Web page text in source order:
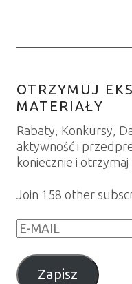
OTRZYMUJ
MATERIAŁY
Rabaty, Konkursy,
aktywność i
koniecznie i otrzymaj
Join 158 other
E
-
M
A
Zapisz